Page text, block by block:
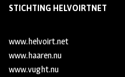
STICHTING HELVOIRTNET
www.helvoirt.net
www.haaren.nu
www.vught.nu